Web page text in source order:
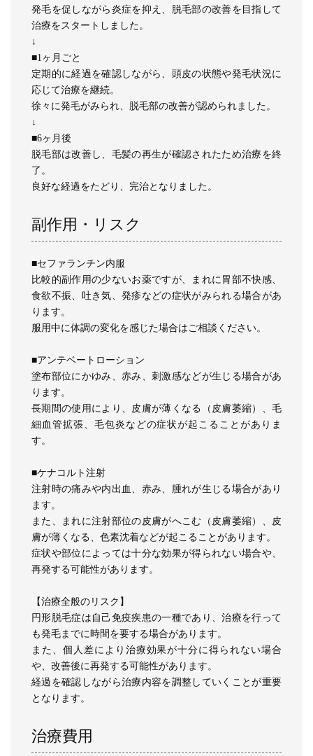
発毛を促しながら炎症を抑え、脱毛部の改善を目指して
治療をスタートしました。
↓
■1ヶ月ごと
定期的に経過を確認しながら、頭皮の状態や発毛状況に
応じて治療を継続。
徐々に発毛がみられ、脱毛部の改善が認められました。
↓
■6ヶ月後
脱毛部は改善し、毛髪の再生が確認されたため治療を終
了。
良好な経過をたどり、完治となりました。
副作用・リスク
■セファランチン内服
比較的副作用の少ないお薬ですが、まれに胃部不快感、
食欲不振、吐き気、発疹などの症状がみられる場合があ
ります。
服用中に体調の変化を感じた場合はご相談ください。
■アンテベートローション
塗布部位にかゆみ、赤み、刺激感などが生じる場合があ
ります。
長期間の使用により、皮膚が薄くなる（皮膚萎縮）、毛
細血管拡張、毛包炎などの症状が起こることがありま
す。
■ケナコルト注射
注射時の痛みや内出血、赤み、腫れが生じる場合があり
ます。
また、まれに注射部位の皮膚がへこむ（皮膚萎縮）、皮
膚が薄くなる、色素沈着などが起こることがあります。
症状や部位によっては十分な効果が得られない場合や、
再発する可能性があります。
【治療全般のリスク】
円形脱毛症は自己免疫疾患の一種であり、治療を行って
も発毛までに時間を要する場合があります。
また、個人差により治療効果が十分に得られない場合
や、改善後に再発する可能性があります。
経過を確認しながら治療内容を調整していくことが重要
となります。
治療費用